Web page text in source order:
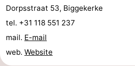
&
Städte
Natur
Führungen
Sport
Dorpsstraat 53, Biggekerke
tel. +31 118 551 237
mail. E-mail
web. Website